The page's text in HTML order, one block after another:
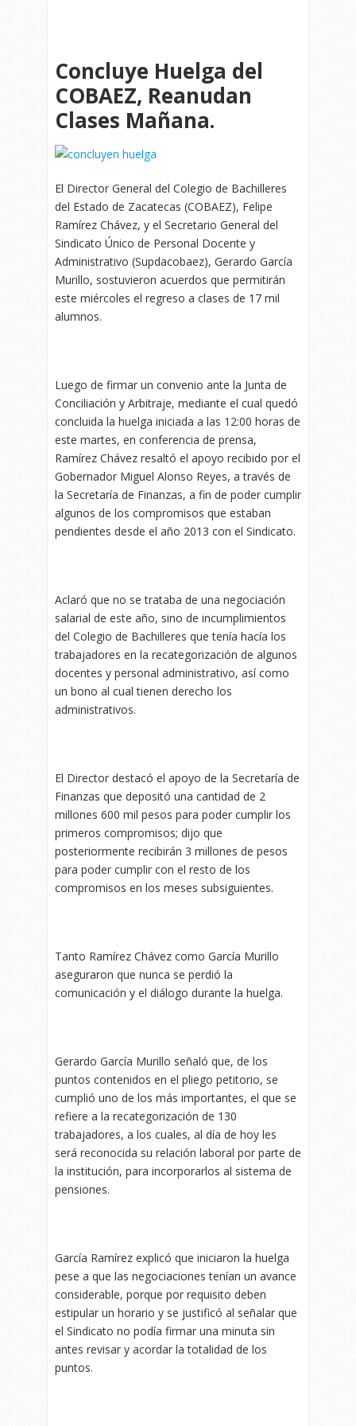
Concluye Huelga del
COBAEZ, Reanudan
Clases Mañana.
El Director General del Colegio de Bachilleres
del Estado de Zacatecas (COBAEZ), Felipe
Ramírez Chávez, y el Secretario General del
Sindicato Único de Personal Docente y
Administrativo (Supdacobaez), Gerardo García
Murillo, sostuvieron acuerdos que permitirán
este miércoles el regreso a clases de 17 mil
alumnos.
Luego de firmar un convenio ante la Junta de
Conciliación y Arbitraje, mediante el cual quedó
concluida la huelga iniciada a las 12:00 horas de
este martes, en conferencia de prensa,
Ramírez Chávez resaltó el apoyo recibido por el
Gobernador Miguel Alonso Reyes, a través de
la Secretaría de Finanzas, a fin de poder cumplir
algunos de los compromisos que estaban
pendientes desde el año 2013 con el Sindicato.
Aclaró que no se trataba de una negociación
salarial de este año, sino de incumplimientos
del Colegio de Bachilleres que tenía hacía los
trabajadores en la recategorización de algunos
docentes y personal administrativo, así como
un bono al cual tienen derecho los
administrativos.
El Director destacó el apoyo de la Secretaría de
Finanzas que depositó una cantidad de 2
millones 600 mil pesos para poder cumplir los
primeros compromisos; dijo que
posteriormente recibirán 3 millones de pesos
para poder cumplir con el resto de los
compromisos en los meses subsiguientes.
Tanto Ramírez Chávez como García Murillo
aseguraron que nunca se perdió la
comunicación y el diálogo durante la huelga.
Gerardo García Murillo señaló que, de los
puntos contenidos en el pliego petitorio, se
cumplió uno de los más importantes, el que se
refiere a la recategorización de 130
trabajadores, a los cuales, al día de hoy les
será reconocida su relación laboral por parte de
la institución, para incorporarlos al sistema de
pensiones.
García Ramírez explicó que iniciaron la huelga
pese a que las negociaciones tenían un avance
considerable, porque por requisito deben
estipular un horario y se justificó al señalar que
el Sindicato no podía firmar una minuta sin
antes revisar y acordar la totalidad de los
puntos.